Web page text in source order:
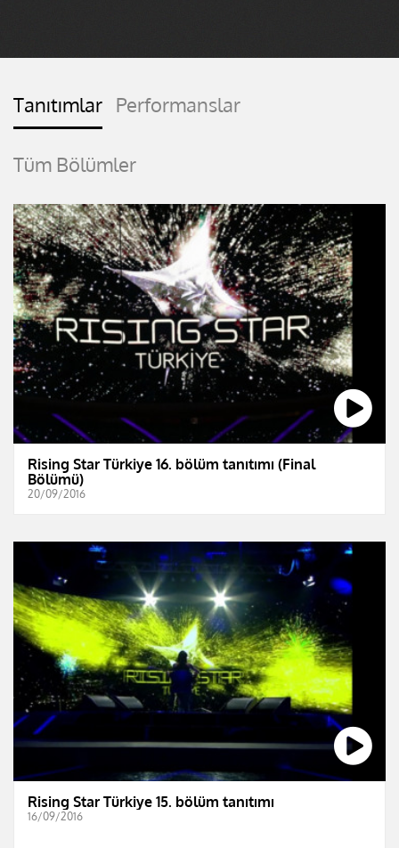
Tanıtımlar Performanslar
Tüm Bölümler
Rising Star Türkiye 16. bölüm tanıtımı (Final
Bölümü)
20/09/2016
Rising Star Türkiye 15. bölüm tanıtımı
16/09/2016